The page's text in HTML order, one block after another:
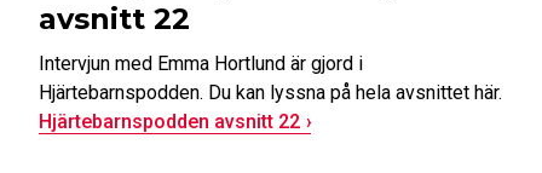
avsnitt 22
Intervjun med Emma Hortlund är gjord i
Hjärtebarnspodden. Du kan lyssna på hela avsnittet här.
Hjärtebarnspodden avsnitt 22